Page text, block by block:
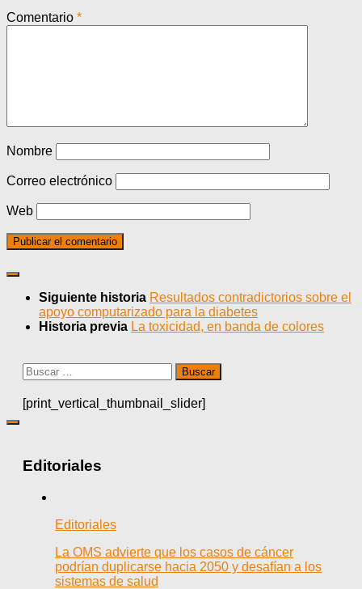
Comentario *
Nombre
Correo electrónico
Web
Siguiente historia Resultados contradictorios sobre el
apoyo computarizado para la diabetes
Historia previa La toxicidad, en banda de colores
Buscar:
[print_vertical_thumbnail_slider]
Editoriales
Editoriales
La OMS advierte que los casos de cáncer
podrían duplicarse hacia 2050 y desafían a los
sistemas de salud